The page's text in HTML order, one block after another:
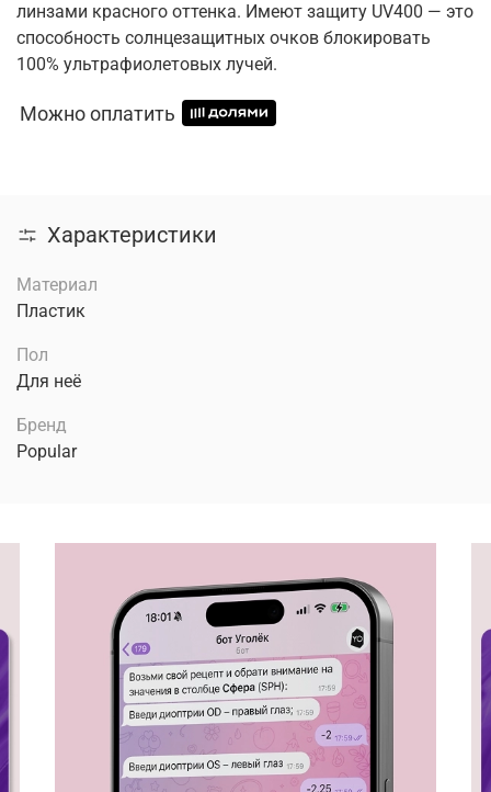
линзами красного оттенка. Имеют защиту UV400 — это
способность солнцезащитных очков блокировать
100% ультрафиолетовых лучей.
Можно оплатить
Характеристики
Материал
Пластик
Пол
Для неё
Бренд
Popular